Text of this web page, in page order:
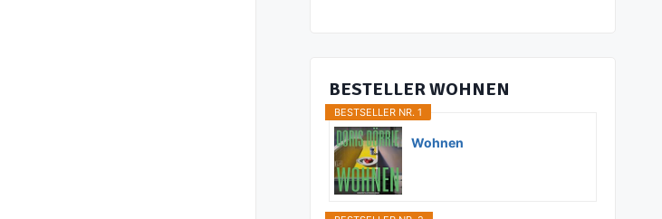
BESTELLER WOHNEN
BESTSELLER NR. 1
Wohnen